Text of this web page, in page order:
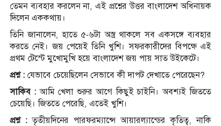
তেমন ব্যবহার করলেন না, এই প্রশ্নের উত্তর বাংলাদেশ অধিনায়ক
দিলেন এককথায়।
তিনি জানালেন, হাতে ৫-৬টা অস্ত্র থাকলে সব একসঙ্গে ব্যবহার
করতে নেই। জয় পেয়েই তিনি খুশি। সফরকারীদের বিপক্ষে এই
প্রথম টেস্টে মুখোমুখি হয়ে বাংলাদেশ জয় পায় সাত উইকেটে।
প্রশ্ন : যেভাবে চেয়েছিলেন সেভাবে কী দাপট দেখাতে পেরেছেন?
সাকিব :আমি খেলা শুরুর আগে কিছুই চাইনি। অবশ্যই জিততে
চেয়েছি। জিততে পেরেছি, এতেই খুশি।
প্রশ্ন : তৃতীয়দিনের পারফরম্যান্সে আয়ারল্যান্ডের কৃতিত্ব, নাকি